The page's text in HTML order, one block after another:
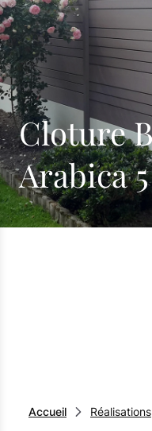
Cloture
Arabica 5
Accueil Réalisations